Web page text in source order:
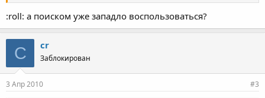
:roll: а поиском уже западло воспользоваться?
C cr
Заблокирован
3 Апр 2010 #3